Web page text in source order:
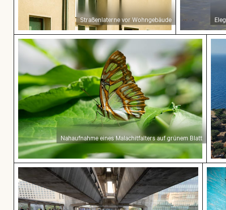
Straßenlaterne vor Wohngebäude
Nahaufnahme eines Malachitfalters auf
Nahaufnahme eines Malachitfalters auf grünem Blatt
Verkehr am Ratchaprasong-Kreuzung in